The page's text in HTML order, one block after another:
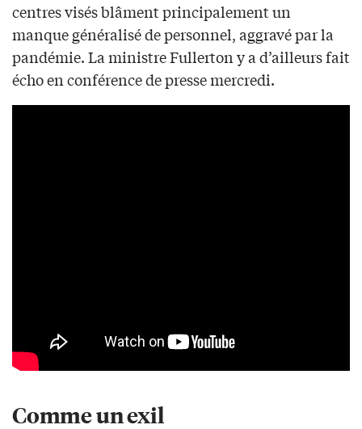
centres visés blâment principalement un
manque généralisé de personnel, aggravé par la
pandémie. La ministre Fullerton y a d’ailleurs fait
écho en conférence de presse mercredi.
Comme un exil